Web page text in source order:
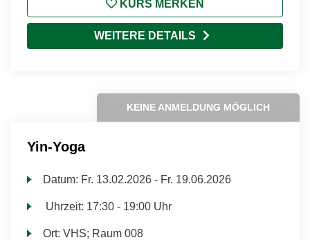
KURS MERKEN
WEITERE DETAILS
KEINE ANMELDUNG MÖGLICH
Yin-Yoga
Datum: Fr. 13.02.2026 - Fr. 19.06.2026
Uhrzeit: 17:30 - 19:00 Uhr
Ort:VHS; Raum 008